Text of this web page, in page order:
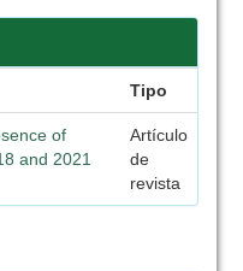
Tipo
of
and 2021
Artículo
de
revista